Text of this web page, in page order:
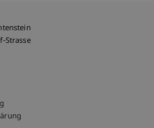
Strasse
Hinweise